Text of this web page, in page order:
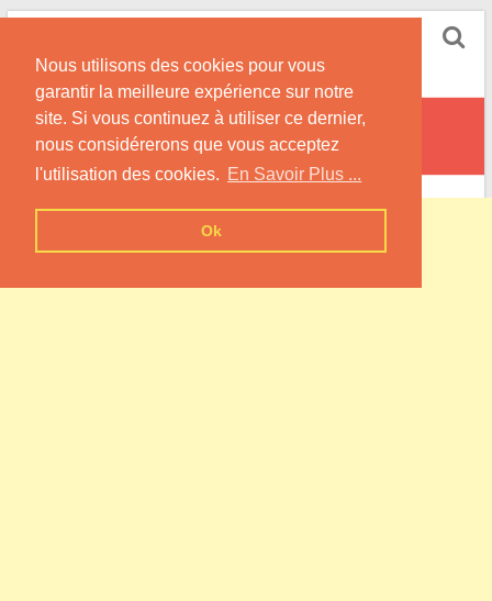
Nous utilisons des cookies pour vous
garantir la meilleure expérience sur notre
site. Si vous continuez à utiliser ce dernier,
nous considérerons que vous acceptez
l'utilisation des cookies. En Savoir Plus ...
Ok
Skip
content
Informations sur les Pompes à Chaleur
Conte